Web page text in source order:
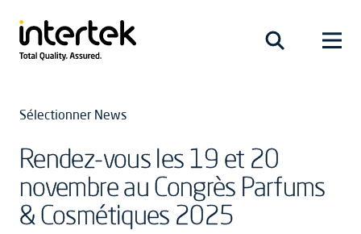
Sélectionner News
Rendez-vous les 19 et 20
novembre au Congrès Parfums
& Cosmétiques 2025